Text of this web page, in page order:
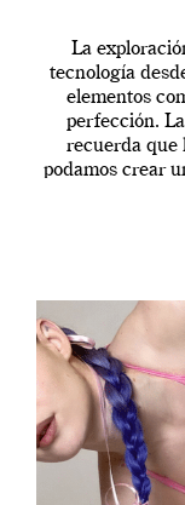
La
tecnología
elementos
perfección.
recuerda que
podamos crear
que los